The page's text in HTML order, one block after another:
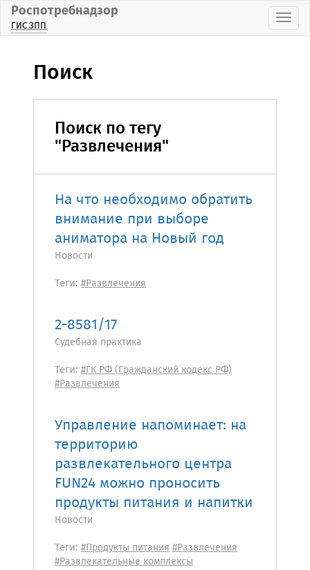
Роспотребнадзор
ГИС ЗПП
Поиск
Поиск по тегу
"Развлечения"
На что необходимо обратить
внимание при выборе
аниматора на Новый год
Новости
Теги: #Развлечения
2-8581/17
Судебная практика
Теги: #ГК РФ (Гражданский кодекс РФ)
#Развлечения
Управление напоминает: на
территорию
развлекательного центра
FUN24 можно проносить
продукты питания и напитки
Новости
Теги: #Продукты питания#Развлечения
#Развлекательные комплексы